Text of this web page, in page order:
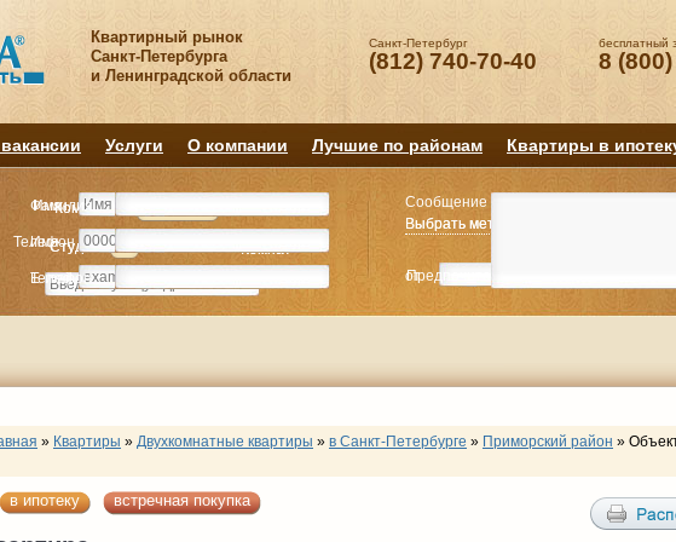
Квартирный рынок
Санкт-Петербурга
и Ленинградской области
Санкт-Петербург
(812) 740-70-40
бесплатный
8
Услуги О компании Лучшие по районам Квартиры в
Комнату
Студия Комнат
Выбрать метро
от
Комнату
Студия Комнат
Выбрать метро
Предпочитаемая цена
Имя
Телефон
E-mail
Сообщение
Фамилия
Имя
Телефон
» Квартиры » Двухкомнатные квартиры » в Санкт-Петербурге » Приморский район »
в ипотеку встречная покупка